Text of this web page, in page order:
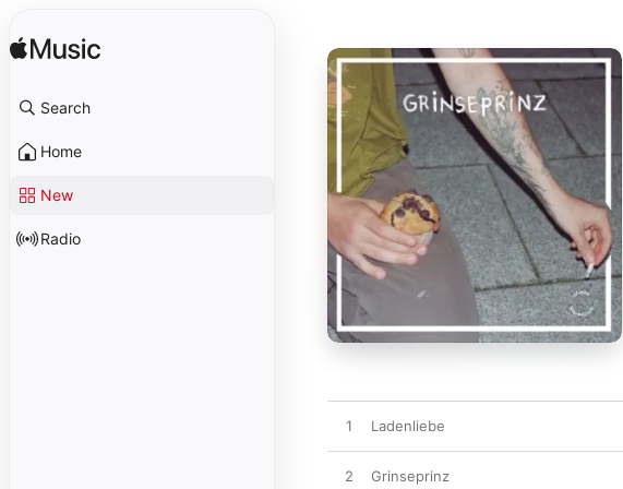
Search
Home
New
Radio
1 Ladenliebe
2 Grinseprinz